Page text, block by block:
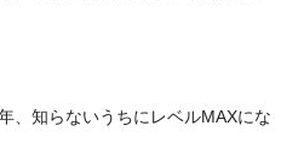
、知らないうちにレベルMAXにな